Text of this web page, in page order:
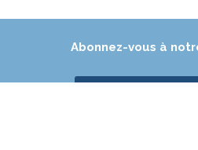
Abonnez-vous à